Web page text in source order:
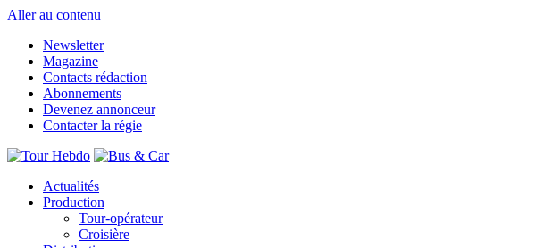
Aller au contenu
Newsletter
Magazine
Contacts rédaction
Abonnements
Devenez annonceur
Contacter la régie
Actualités
Production
Tour-opérateur
Croisière